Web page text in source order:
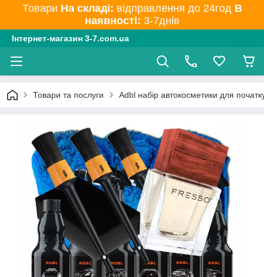
Товари На складі: відправлення до 24год В
наявності: 3-7днів
Інтернет-магазин 3-7.com.ua
Товари та послуги Adbl набір автокосметики для